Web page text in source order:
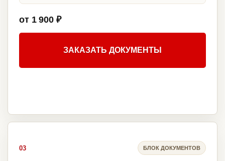
от 1 900 ₽
ЗАКАЗАТЬ ДОКУМЕНТЫ
03 БЛОК ДОКУМЕНТОВ